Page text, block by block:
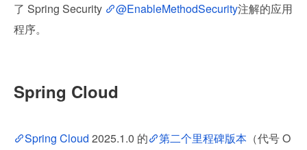
了 Spring Security
@EnableMethodSecurity注解的应用
程序。
Spring Cloud
Spring Cloud 2025.1.0 的 第二个里程碑版本 （代号 O